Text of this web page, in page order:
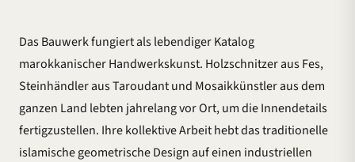
Das Bauwerk fungiert als lebendiger Katalog
marokkanischer Handwerkskunst. Holzschnitzer aus Fes,
Steinhändler aus Taroudant und Mosaikkünstler aus dem
ganzen Land lebten jahrelang vor Ort, um die Innendetails
fertigzustellen. Ihre kollektive Arbeit hebt das traditionelle
islamische geometrische Design auf einen industriellen